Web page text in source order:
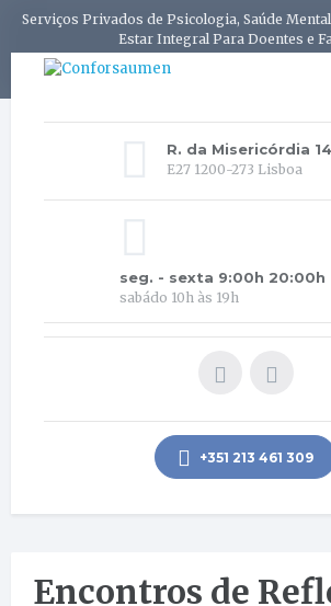
Serviços Privados de Psicologia, Saúde
Estar Integral Para Doentes e
R. da Misericórdia
E27 1200-273 Lisboa
seg. - sexta 9:00h 20:00h
sabádo 10h às 19h
+351 213 461 309
Encontros de